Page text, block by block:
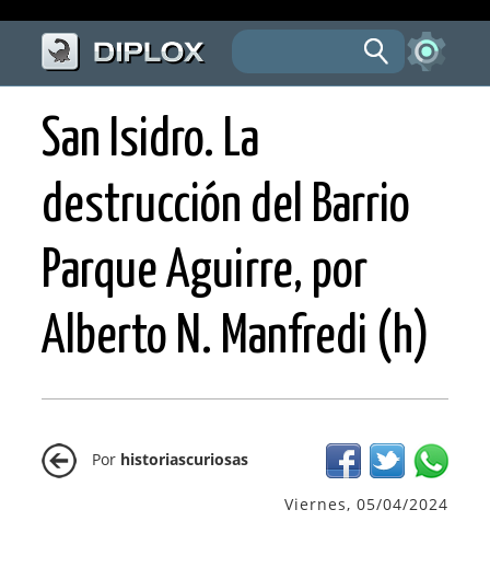
San Isidro. La
destrucción del Barrio
Parque Aguirre, por
Alberto N. Manfredi (h)
Por historiascuriosas
Viernes, 05/04/2024